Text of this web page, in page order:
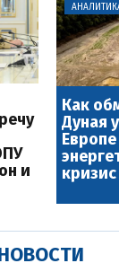
и
Как
Дуная
кризис